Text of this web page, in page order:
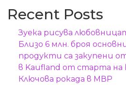
Recent Posts
Зуека рисува
Близо 6 млн. броя
продукти са закупени
в Kaufland от старта на
Ключова рокада в МВР